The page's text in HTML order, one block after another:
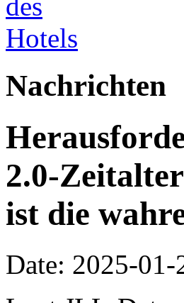
Nachrichten
2.0-
ist die
Date: 2025-01-